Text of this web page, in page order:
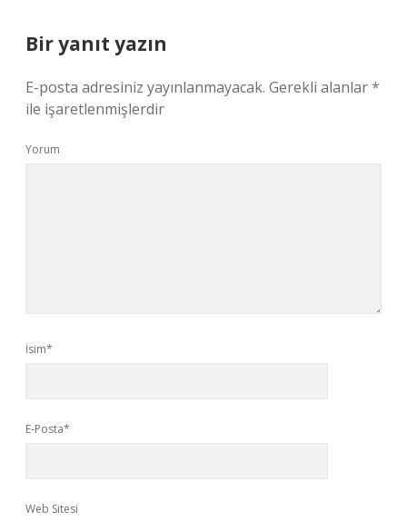
Bir yanıt yazın
E-posta adresiniz yayınlanmayacak. Gerekli alanlar*
ile işaretlenmişlerdir
Yorum
İsim*
E-Posta*
Web Sitesi